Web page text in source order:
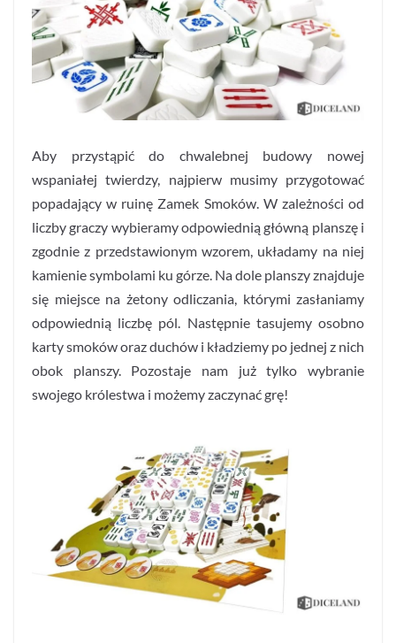
Aby przystąpić do chwalebnej budowy nowej
wspaniałej twierdzy, najpierw musimy przygotować
popadający w ruinę Zamek Smoków. W zależności od
liczby graczy wybieramy odpowiednią główną planszę i
zgodnie z przedstawionym wzorem, układamy na niej
kamienie symbolami ku górze. Na dole planszy znajduje
się miejsce na żetony odliczania, którymi zasłaniamy
odpowiednią liczbę pól. Następnie tasujemy osobno
karty smoków oraz duchów i kładziemy po jednej z nich
obok planszy. Pozostaje nam już tylko wybranie
swojego królestwa i możemy zaczynać grę!